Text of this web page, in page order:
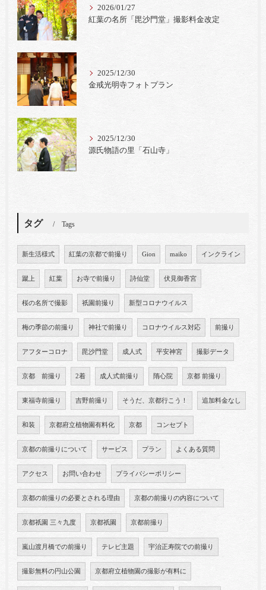
2026/01/27
紅葉の名所「毘沙門堂」撮影料金改定
2025/12/30
金戒光明寺フォトプラン
2025/12/30
源氏物語の里「石山寺」
タグ Tags
新生活様式 紅葉の京都で前撮り Gion maiko インクライン
蹴上 紅葉 お寺で前撮り 詩仙堂 伏見御香宮
桜の名所で撮影 祇園前撮り 新型コロナウイルス
梅の季節の前撮り 神社で前撮り コロナウイルス対応 前撮り
アフターコロナ 毘沙門堂 成人式 平安神宮 撮影データ
京都 前撮り 2着 成人式前撮り 隋心院 京都 前撮り
東福寺前撮り 吉野前撮り そうだ、京都行こう！ 追加料金なし
和装 京都府立植物園有料化 京都 コンセプト
京都の前撮りについて サービス プラン よくある質問
アクセス お問い合わせ プライバシーポリシー
京都の前撮りの必要とされる理由 京都の前撮りの内容について
京都祇園 三々九度 京都祇園 京都前撮り
嵐山渡月橋での前撮り テレビ主題 宇治正寿院での前撮り
撮影無料の円山公園 京都府立植物園の撮影が有料に